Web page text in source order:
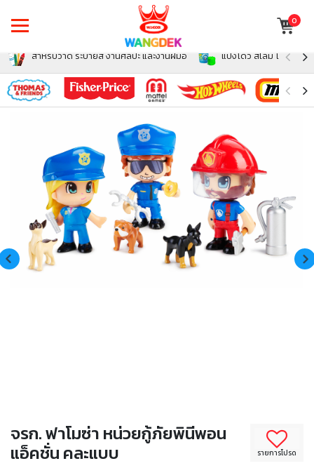
0
สำหรับวาด ระบายสี งานศิลปะ และงานฝีมือ แป้งโดว์ สไลม์ โฟม สำห
รายการโปรด
จรก. ฟาโมซ่า หน่วยกู้ภัยพินีพอน
แอ็คชั่น คละแบบ